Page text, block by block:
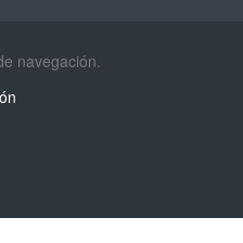
navegación.